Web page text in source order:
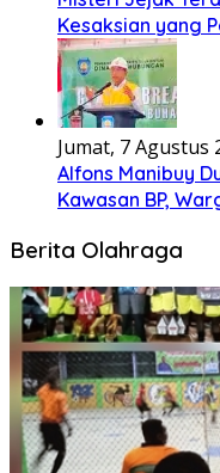
Kesaksian yang
Jumat, 7 Agustus
Alfons Manibuy
Kawasan BP,
Berita Olahraga